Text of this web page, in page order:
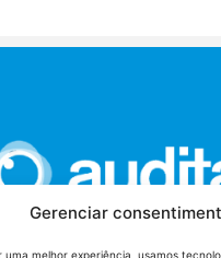
Gerenciar
uma melhor experiência, usamos